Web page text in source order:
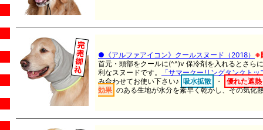
●《アルファアイコン》クールスヌード（2018） ※
首元・頭部をクールに(^^)v 保冷剤を入れるとさら
利なスヌードです。
「サマークーリングタンクトッ
み合わせてお使い下さい♪ 吸水拡散 ・
優れた遮
効果 のある生地が水分を素早く乾かし、その気化